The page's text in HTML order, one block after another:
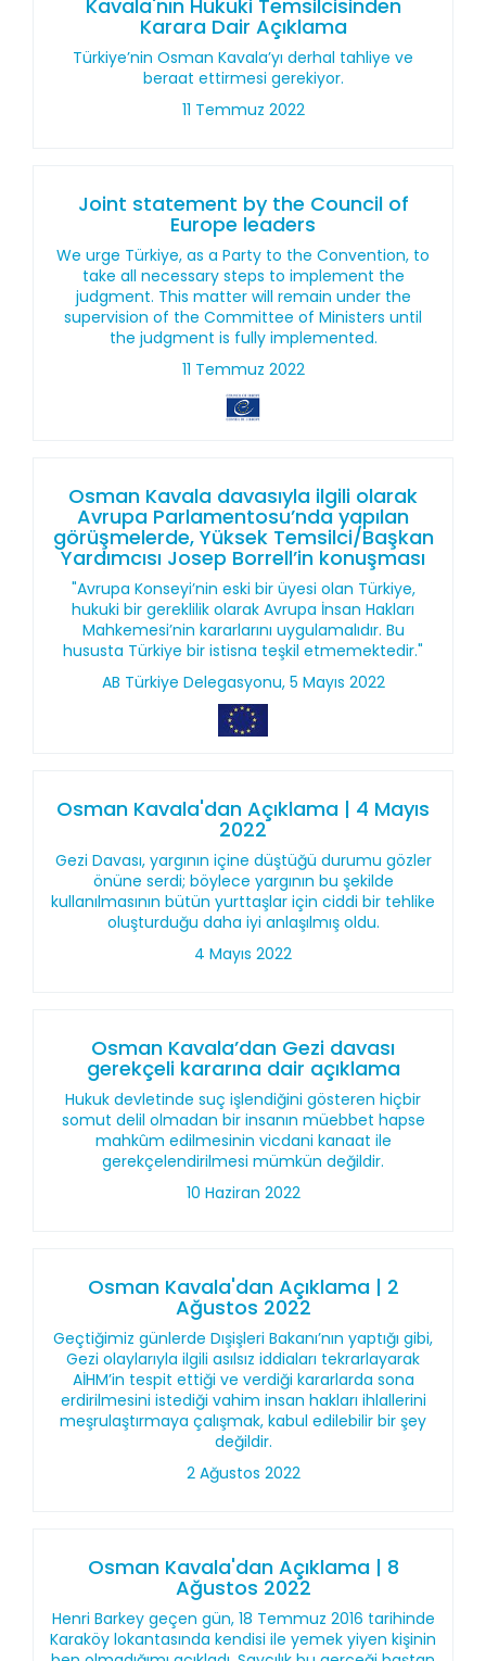
Kavala'nın Hukuki Temsilcisinden
Karara Dair Açıklama
Türkiye’nin Osman Kavala’yı derhal tahliye ve
beraat ettirmesi gerekiyor.
11 Temmuz 2022
Joint statement by the Council of
Europe leaders
We urge Türkiye, as a Party to the Convention, to
take all necessary steps to implement the
judgment. This matter will remain under the
supervision of the Committee of Ministers until
the judgment is fully implemented.
11 Temmuz 2022
Osman Kavala davasıyla ilgili olarak
Avrupa Parlamentosu’nda yapılan
görüşmelerde, Yüksek Temsilci/Başkan
Yardımcısı Josep Borrell’in konuşması
"Avrupa Konseyi’nin eski bir üyesi olan Türkiye,
hukuki bir gereklilik olarak Avrupa İnsan Hakları
Mahkemesi’nin kararlarını uygulamalıdır. Bu
hususta Türkiye bir istisna teşkil etmemektedir."
AB Türkiye Delegasyonu, 5 Mayıs 2022
Osman Kavala'dan Açıklama | 4 Mayıs
2022
Gezi Davası, yargının içine düştüğü durumu gözler
önüne serdi; böylece yargının bu şekilde
kullanılmasının bütün yurttaşlar için ciddi bir tehlike
oluşturduğu daha iyi anlaşılmış oldu.
4 Mayıs 2022
Osman Kavala’dan Gezi davası
gerekçeli kararına dair açıklama
Hukuk devletinde suç işlendiğini gösteren hiçbir
somut delil olmadan bir insanın müebbet hapse
mahkûm edilmesinin vicdani kanaat ile
gerekçelendirilmesi mümkün değildir.
10 Haziran 2022
Osman Kavala'dan Açıklama | 2
Ağustos 2022
Geçtiğimiz günlerde Dışişleri Bakanı’nın yaptığı gibi,
Gezi olaylarıyla ilgili asılsız iddiaları tekrarlayarak
AİHM’in tespit ettiği ve verdiği kararlarda sona
erdirilmesini istediği vahim insan hakları ihlallerini
meşrulaştırmaya çalışmak, kabul edilebilir bir şey
değildir.
2 Ağustos 2022
Osman Kavala'dan Açıklama | 8
Ağustos 2022
Henri Barkey geçen gün, 18 Temmuz 2016 tarihinde
Karaköy lokantasında kendisi ile yemek yiyen kişinin